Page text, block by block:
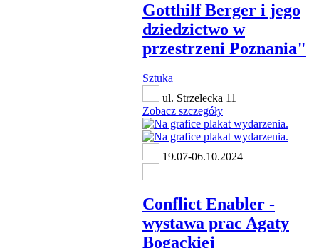
Gotthilf Berger i jego
dziedzictwo w
przestrzeni Poznania"
Sztuka
ul. Strzelecka 11
Zobacz szczegóły
19.07-06.10.2024
Conflict Enabler -
wystawa prac Agaty
Bogackiej